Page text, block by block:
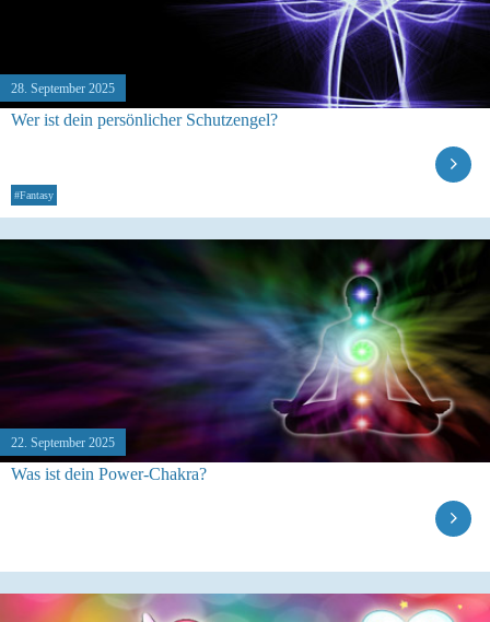
28. September 2025
Wer ist dein persönlicher Schutzengel?
#Fantasy
22. September 2025
Was ist dein Power-Chakra?